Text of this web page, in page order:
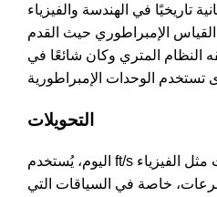
تاريخيًا في الهندسة والفيزياء
الإمبراطوري حيث القدم
المتري وكان شائعًا في
التحويلات
اليوم، يُستخدم ft/s بشكل رئيسي في مجالات مثل الفيزياء
خاصة في السياقات التي